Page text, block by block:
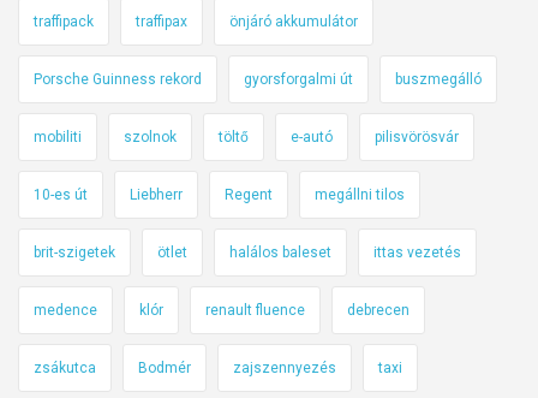
traffipack traffipax önjáró akkumulátor
Porsche Guinness rekord gyorsforgalmi út buszmegálló
mobiliti szolnok töltő e-autó pilisvörösvár
10-es út Liebherr Regent megállni tilos
brit-szigetek ötlet halálos baleset ittas vezetés
medence klór renault fluence debrecen
zsákutca Bodmér zajszennyezés taxi